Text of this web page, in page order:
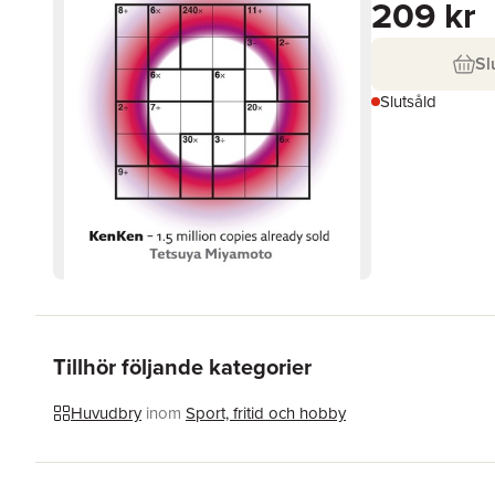
209 kr
Slutsåld
Tillhör följande kategorier
Huvudbry inom Sport, fritid och hobby